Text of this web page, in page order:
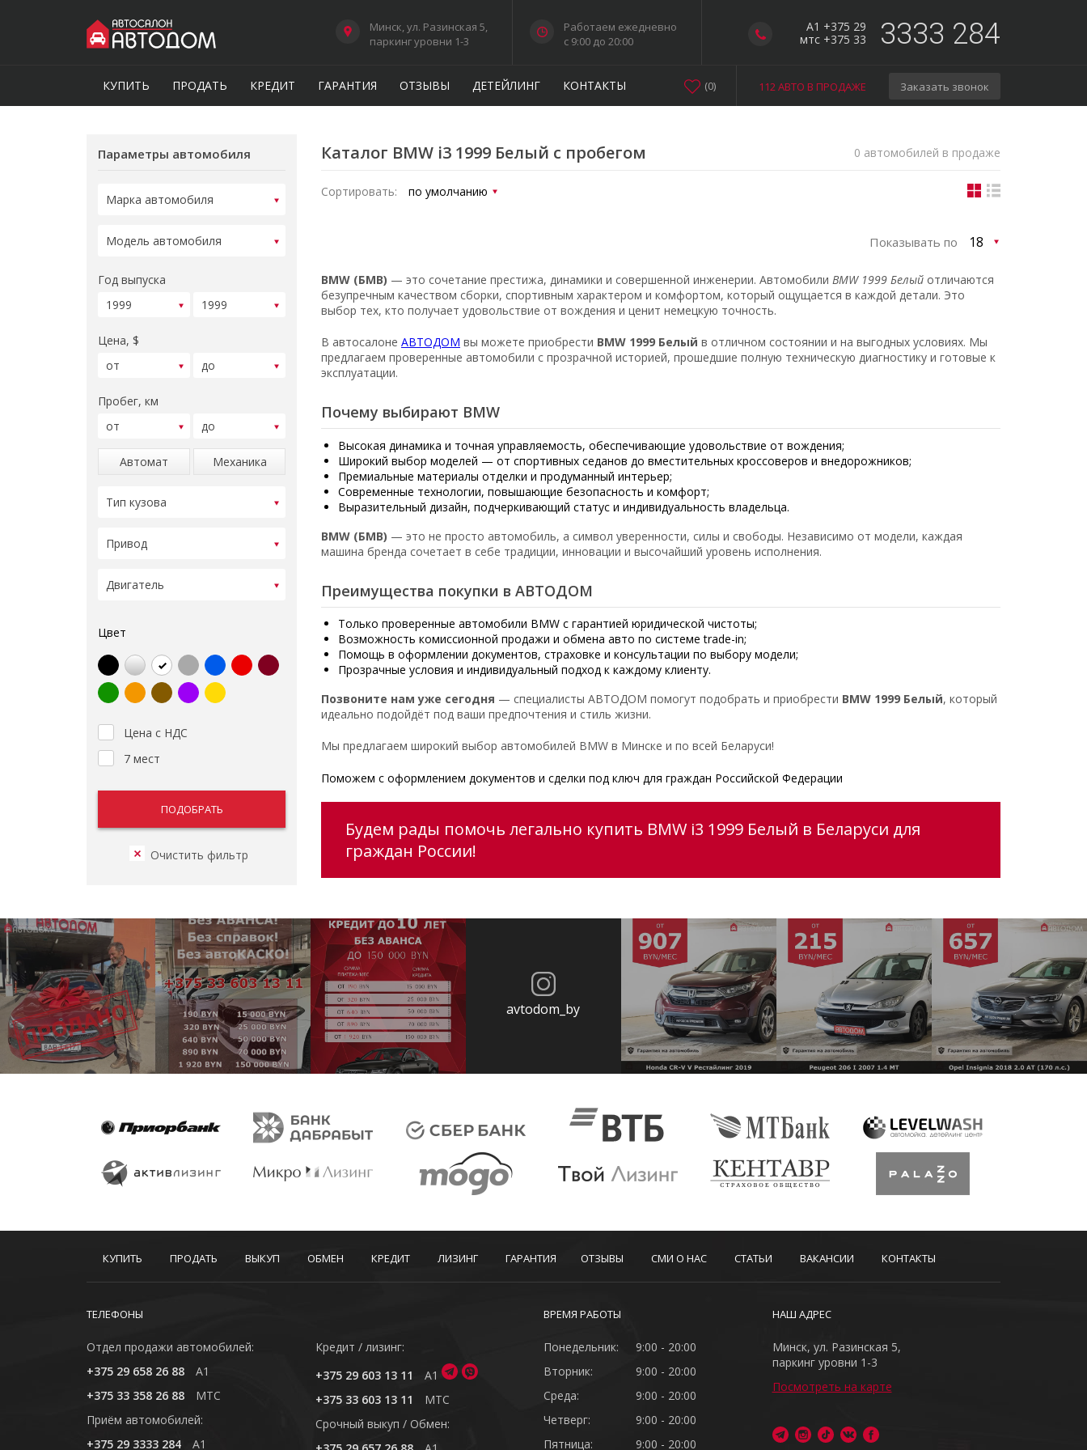
A1 +375 29
мтс +375 33
3333 284
Минск, ул. Разинская 5,
паркинг уровни 1-3
Работаем ежедневно
c 9:00 до 20:00
КУПИТЬ ПРОДАТЬ КРЕДИТ ГАРАНТИЯ ОТЗЫВЫ ДЕТЕЙЛИНГ КОНТАКТЫ 112 АВТО В ПРОДАЖЕ Заказать звонок
(0)
Параметры автомобиля
Год выпуска
Цена, $
Пробег, км
Автомат Механика
Цвет
Цена с НДС
7 мест
Каталог BMW i3 1999 Белый с пробегом 0 автомобилей в продаже
Сортировать:
Показывать по
BMW (БМВ) — это сочетание престижа, динамики и совершенной инженерии. Автомобили BMW 1999 Белый отличаются
безупречным качеством сборки, спортивным характером и комфортом, который ощущается в каждой детали. Это
выбор тех, кто получает удовольствие от вождения и ценит немецкую точность.
В автосалоне АВТОДОМ вы можете приобрести BMW 1999 Белый в отличном состоянии и на выгодных условиях. Мы
предлагаем проверенные автомобили с прозрачной историей, прошедшие полную техническую диагностику и готовые к
эксплуатации.
Почему выбирают BMW
Высокая динамика и точная управляемость, обеспечивающие удовольствие от вождения;
Широкий выбор моделей — от спортивных седанов до вместительных кроссоверов и внедорожников;
Премиальные материалы отделки и продуманный интерьер;
Современные технологии, повышающие безопасность и комфорт;
Выразительный дизайн, подчеркивающий статус и индивидуальность владельца.
BMW (БМВ) — это не просто автомобиль, а символ уверенности, силы и свободы. Независимо от модели, каждая
машина бренда сочетает в себе традиции, инновации и высочайший уровень исполнения.
Преимущества покупки в АВТОДОМ
Только проверенные автомобили BMW с гарантией юридической чистоты;
Возможность комиссионной продажи и обмена авто по системе trade-in;
Помощь в оформлении документов, страховке и консультации по выбору модели;
Прозрачные условия и индивидуальный подход к каждому клиенту.
Позвоните нам уже сегодня — специалисты АВТОДОМ помогут подобрать и приобрести BMW 1999 Белый, который
идеально подойдёт под ваши предпочтения и стиль жизни.
Мы предлагаем широкий выбор автомобилей BMW в Минске и по всей Беларуси!
Поможем с оформлением документов и сделки под ключ для граждан Российской Федерации
Будем рады помочь легально купить BMW i3 1999 Белый в Беларуси для
граждан России!
avtodom_by
КУПИТЬ ПРОДАТЬ ВЫКУП ОБМЕН КРЕДИТ ЛИЗИНГ ГАРАНТИЯ ОТЗЫВЫ СМИ О НАС СТАТЬИ ВАКАНСИИ КОНТАКТЫ
ТЕЛЕФОНЫ
Отдел продажи автомобилей:
+375 29 658 26 88
A1
+375 33 358 26 88
MTC
Приём автомобилей:
+375 29 3333 284
A1
Кредит / лизинг:
+375 29 603 13 11
A1
+375 33 603 13 11
MTC
Cрочный выкуп / Обмен:
ВРЕМЯ РАБОТЫ
Понедельник:
9:00 - 20:00
Вторник:
9:00 - 20:00
Среда:
9:00 - 20:00
Четверг:
9:00 - 20:00
Пятница:
9:00 - 20:00
НАШ АДРЕС
Минск, ул. Разинская 5,
паркинг уровни 1-3
Посмотреть на карте